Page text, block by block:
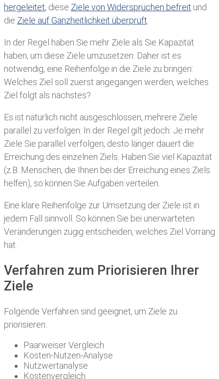
hergeleitet, diese Ziele von Widersprüchen befreit und
die Ziele auf Ganzheitlichkeit überprüft.
In der Regel haben Sie mehr Ziele als Sie Kapazität
haben, um diese Ziele umzusetzen. Daher ist es
notwendig, eine Reihenfolge in die Ziele zu bringen:
Welches Ziel soll zuerst angegangen werden, welches
Ziel folgt als nächstes?
​Es ist natürlich nicht ausgeschlossen, mehrere Ziele
parallel zu verfolgen. In der Regel gilt jedoch: Je mehr
Ziele Sie parallel verfolgen, desto länger dauert die
Erreichung des einzelnen Ziels. Haben Sie viel Kapazität
(z.B. Menschen, die Ihnen bei der Erreichung eines Ziels
helfen), so können Sie Aufgaben verteilen.
Eine klare Reihenfolge zur Umsetzung der Ziele ist in
jedem Fall sinnvoll. So können Sie bei unerwarteten
Veränderungen zügig entscheiden, welches Ziel Vorrang
hat.​
Verfahren zum Priorisieren Ihrer
Ziele
Folgende Verfahren sind geeignet, um Ziele zu
priorisieren:
​Paarweiser Vergleich
Kosten-Nutzen-Analyse
Nutzwertanalyse
Kostenvergleich